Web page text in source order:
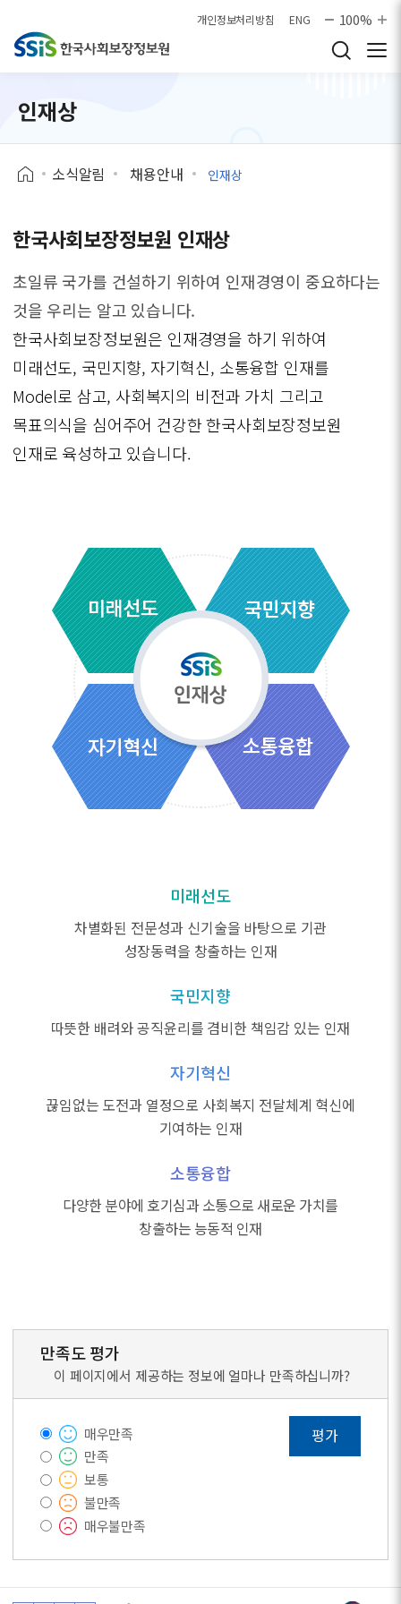
개인정보처리방침 ENG 100%
인재상
소식알림 채용안내 인재상
한국사회보장정보원 인재상
초일류 국가를 건설하기 위하여 인재경영이 중요하다는
것을 우리는 알고 있습니다.
한국사회보장정보원은 인재경영을 하기 위하여
미래선도, 국민지향, 자기혁신, 소통융합 인재를
Model로 삼고, 사회복지의 비전과 가치 그리고
목표의식을 심어주어 건강한 한국사회보장정보원
인재로 육성하고 있습니다.
미래선도
차별화된 전문성과 신기술을 바탕으로 기관
성장동력을 창출하는 인재
국민지향
따뜻한 배려와 공직윤리를 겸비한 책임감 있는 인재
자기혁신
끊임없는 도전과 열정으로 사회복지 전달체계 혁신에
기여하는 인재
소통융합
다양한 분야에 호기심과 소통으로 새로운 가치를
창출하는 능동적 인재
만족도 평가
이 페이지에서 제공하는 정보에 얼마나 만족하십니까?
매우만족
만족
보통
불만족
매우불만족
평가